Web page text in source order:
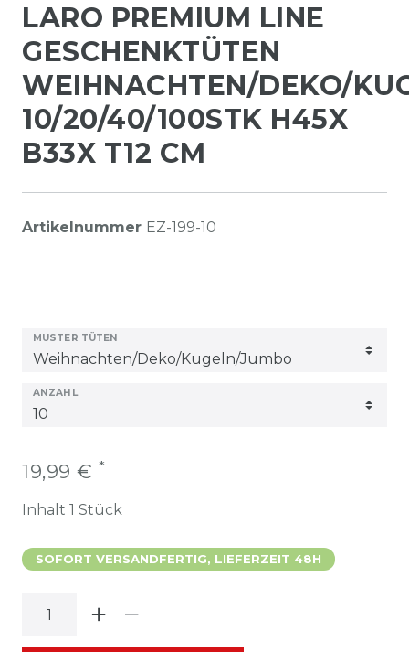
LARO PREMIUM LINE
GESCHENKTÜTEN
WEIHNACHTEN/DEKO/
10/20/40/100STK H45X
B33X T12 CM
Artikelnummer EZ-199-10
MUSTER TÜTEN
ANZAHL
19,99 € *
Inhalt 1 Stück
SOFORT VERSANDFERTIG, LIEFERZEIT 48H